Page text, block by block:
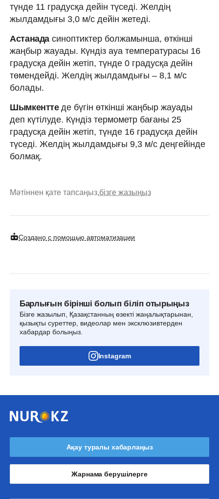
түнде 11 градусқа дейін түседі. Желдің
жылдамдығы 3,0 м/с дейін жетеді.
Астанада синоптиктер болжамынша, өткінші
жаңбыр жауады. Күндіз ауа температурасы 16
градусқа дейін жетіп, түнде 0 градусқа дейін
төмендейді. Желдің жылдамдығы – 8,1 м/с
болады.
Шымкенттеде бүгін өткінші жаңбыр жауады
деп күтілуде. Күндіз термометр бағаны 25
градусқа дейін жетіп, түнде 16 градусқа дейін
түседі. Желдің жылдамдығы 9,3 м/с деңгейінде
болмақ.
Мәтіннен қате тапсаңыз,бізге жазыңыз
Создано с помощью автоматизации
Барлығын бірінші болып біліп отырыңыз
Бізге жазылып, Қазақстанның өзекті жаңалықтарынан,
қызықты суреттер, видеолар мен эксклюзивтерден
хабардар болыңыз.
Instagram
Ақау туралы хабарлаңыз
Жарнама берушілерге